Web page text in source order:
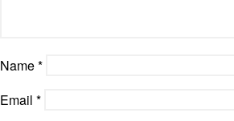
Name*
Email *